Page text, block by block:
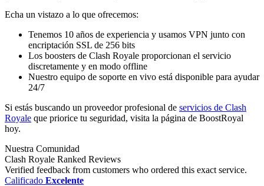
Echa un vistazo a lo que ofrecemos:
Tenemos 10 años de experiencia y usamos VPN junto con
encriptación SSL de 256 bits
Los boosters de Clash Royale proporcionan el servicio
discretamente y en modo offline
Nuestro equipo de soporte en vivo está disponible para ayudar
24/7
Si estás buscando un proveedor profesional de servicios de Clash
Royale que priorice tu seguridad, visita la página de BoostRoyal
hoy.
Nuestra Comunidad
Clash Royale Ranked Reviews
Verified feedback from customers who ordered this exact service.
Calificado Excelente